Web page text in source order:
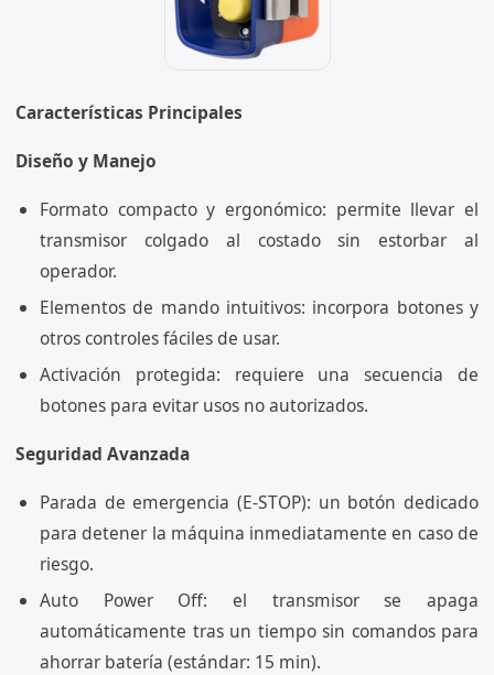
Características Principales
Diseño y Manejo
Formato compacto y ergonómico: permite llevar el
transmisor colgado al costado sin estorbar al
operador.
Elementos de mando intuitivos: incorpora botones y
otros controles fáciles de usar.
Activación protegida: requiere una secuencia de
botones para evitar usos no autorizados.
Seguridad Avanzada
Parada de emergencia (E-STOP): un botón dedicado
para detener la máquina inmediatamente en caso de
riesgo.
Auto Power Off: el transmisor se apaga
automáticamente tras un tiempo sin comandos para
ahorrar batería (estándar: 15 min).